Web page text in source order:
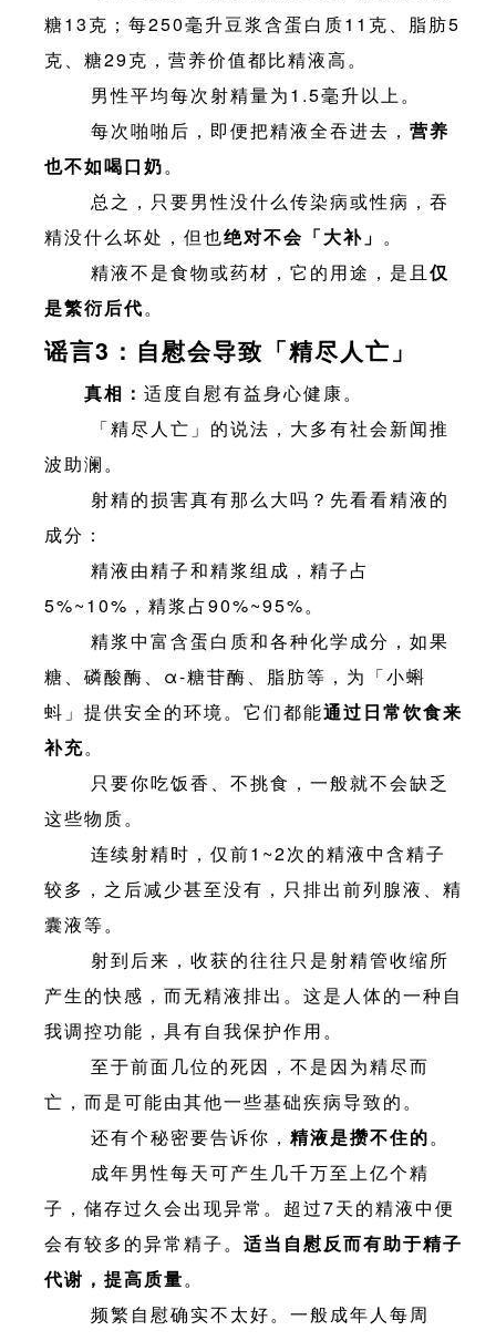
糖13克；每250毫升豆浆含蛋白质11克、脂肪5
克、糖29克，营养价值都比精液高。
男性平均每次射精量为1.5毫升以上。
每次啪啪后，即便把精液全吞进去， 营养
也不如喝口奶。
总之，只要男性没什么传染病或性病，吞
精没什么坏处，但也绝对不会「大补」 。
精液不是食物或药材，它的用途，是且 仅
是繁衍后代。
谣言3：自慰会导致「精尽人亡」
真相： 适度自慰有益身心健康。
「精尽人亡」的说法，大多有社会新闻推
波助澜。
射精的损害真有那么大吗？先看看精液的
成分：
精液由精子和精浆组成，精子占
5%~10%，精浆占90%~95%。
精浆中富含蛋白质和各种化学成分，如果
糖、磷酸酶、α-糖苷酶、脂肪等，为「小蝌
蚪」提供安全的环境。它们都能通过日常饮食来
补充。
只要你吃饭香、不挑食，一般就不会缺乏
这些物质。
连续射精时，仅前1~2次的精液中含精子
较多，之后减少甚至没有，只排出前列腺液、精
囊液等。
射到后来，收获的往往只是射精管收缩所
产生的快感，而无精液排出。这是人体的一种自
我调控功能，具有自我保护作用。
至于前面几位的死因，不是因为精尽而
亡，而是可能由其他一些基础疾病导致的。
还有个秘密要告诉你， 精液是攒不住的。
成年男性每天可产生几千万至上亿个精
子，储存过久会出现异常。超过7天的精液中便
会有较多的异常精子。 适当自慰反而有助于精子
代谢，提高质量。
频繁自慰确实不太好。一般成年人每周